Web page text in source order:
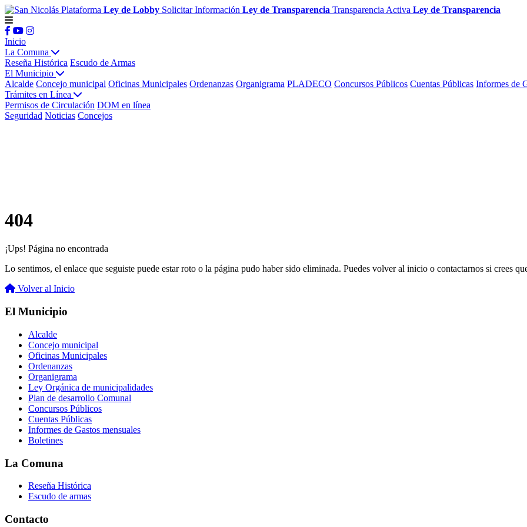
Plataforma Ley de Lobby Solicitar Información Ley de Transparencia Transparencia Activa Ley de Transparencia
Inicio
La Comuna
Reseña Histórica Escudo de Armas
El Municipio
Alcalde Concejo municipal Oficinas Municipales Ordenanzas Organigrama PLADECO Concursos Públicos Cuentas Públicas Informes de
Trámites en Línea
Permisos de Circulación DOM en línea
Seguridad Noticias Concejos
404
¡Ups! Página no encontrada
Lo sentimos, el enlace que seguiste puede estar roto o la página pudo haber sido eliminada. Puedes volver al inicio o contactarnos si crees
Volver al Inicio
El Municipio
Alcalde
Concejo municipal
Oficinas Municipales
Ordenanzas
Organigrama
Ley Orgánica de municipalidades
Plan de desarrollo Comunal
Concursos Públicos
Cuentas Públicas
Informes de Gastos mensuales
Boletines
La Comuna
Reseña Histórica
Escudo de armas
Contacto